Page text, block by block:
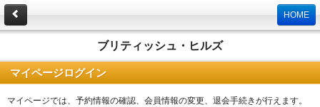
HOME
ブリティッシュ・ヒルズ
マイページログイン
マイページでは、予約情報の確認、会員情報の変更、退会手続きが行えます。